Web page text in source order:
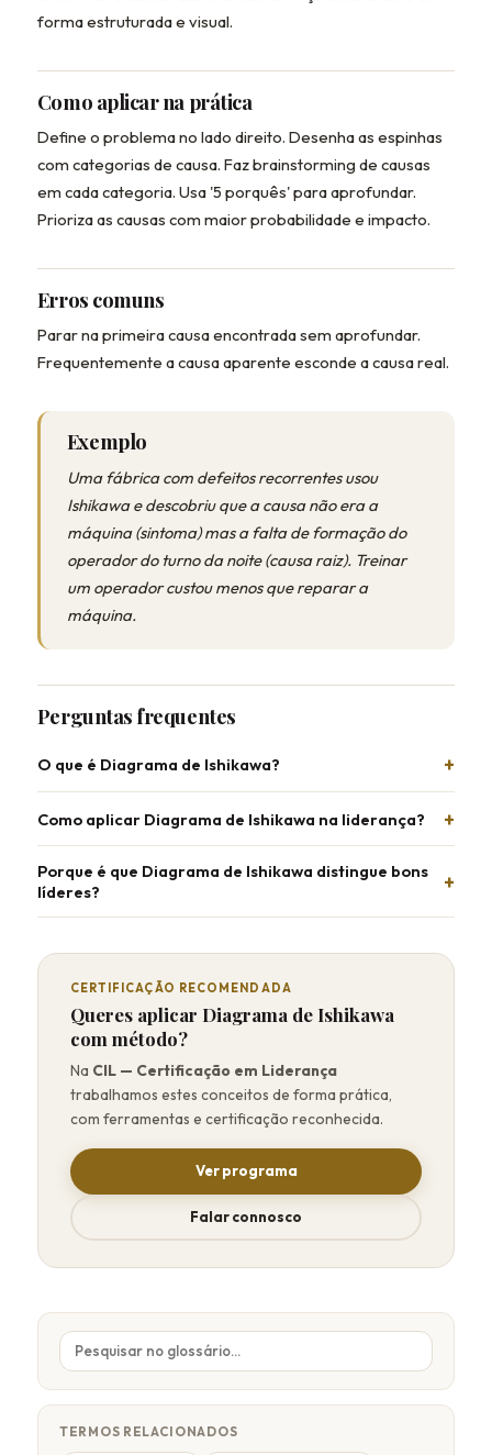
forma estruturada e visual.
Como aplicar na prática
Define o problema no lado direito. Desenha as espinhas
com categorias de causa. Faz brainstorming de causas
em cada categoria. Usa '5 porquês' para aprofundar.
Prioriza as causas com maior probabilidade e impacto.
Erros comuns
Parar na primeira causa encontrada sem aprofundar.
Frequentemente a causa aparente esconde a causa real.
Exemplo
Uma fábrica com defeitos recorrentes usou
Ishikawa e descobriu que a causa não era a
máquina (sintoma) mas a falta de formação do
operador do turno da noite (causa raiz). Treinar
um operador custou menos que reparar a
máquina.
Perguntas frequentes
O que é Diagrama de Ishikawa?
Como aplicar Diagrama de Ishikawa na liderança?
Porque é que Diagrama de Ishikawa distingue bons
líderes?
CERTIFICAÇÃO RECOMENDADA
Queres aplicar Diagrama de Ishikawa
com método?
Na CIL — Certificação em Liderança
trabalhamos estes conceitos de forma prática,
com ferramentas e certificação reconhecida.
Ver programa
Falar connosco
TERMOS RELACIONADOS